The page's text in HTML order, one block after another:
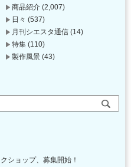
商品紹介 (2,007)
日々 (537)
月刊シエスタ通信 (14)
特集 (110)
製作風景 (43)
ショップ、募集開始！